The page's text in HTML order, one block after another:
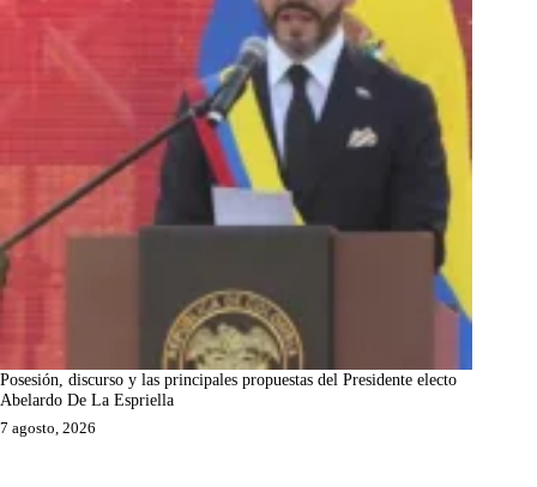
Posesión, discurso y las principales propuestas del Presidente electo
Abelardo De La Espriella
7 agosto, 2026